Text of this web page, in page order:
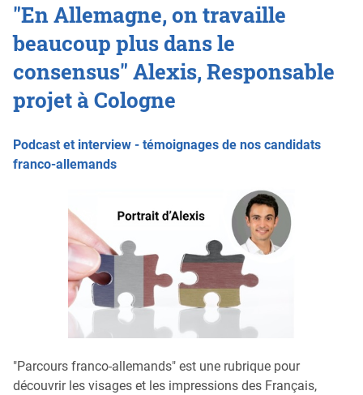
"En Allemagne, on travaille
beaucoup plus dans le
consensus" Alexis, Responsable
projet à Cologne
Podcast et interview - témoignages de nos candidats
franco-allemands
"Parcours franco-allemands" est une rubrique pour
découvrir les visages et les impressions des Français,